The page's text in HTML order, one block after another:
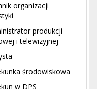
organizacji
produkcji
i telewizyjnej
środowiskowa
w DPS